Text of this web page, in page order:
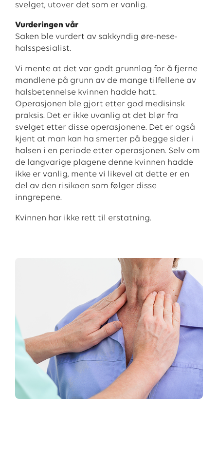
svelget, utover det som er vanlig.
Vurderingen vår
Saken ble vurdert av sakkyndig øre-nese-
halsspesialist.
Vi mente at det var godt grunnlag for å fjerne
mandlene på grunn av de mange tilfellene av
halsbetennelse kvinnen hadde hatt.
Operasjonen ble gjort etter god medisinsk
praksis. Det er ikke uvanlig at det blør fra
svelget etter disse operasjonene. Det er også
kjent at man kan ha smerter på begge sider i
halsen i en periode etter operasjonen. Selv om
de langvarige plagene denne kvinnen hadde
ikke er vanlig, mente vi likevel at dette er en
del av den risikoen som følger disse
inngrepene.
Kvinnen har ikke rett til erstatning.